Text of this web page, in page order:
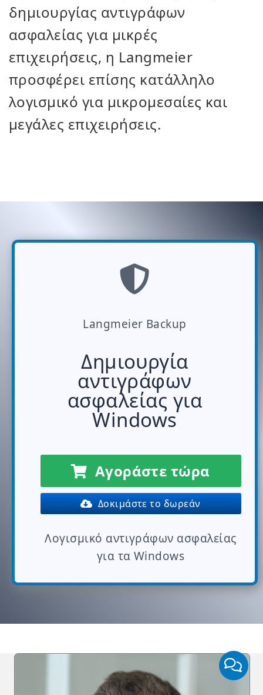
δημιουργίας αντιγράφων
ασφαλείας για μικρές
επιχειρήσεις, η Langmeier
προσφέρει επίσης κατάλληλο
λογισμικό για μικρομεσαίες και
μεγάλες επιχειρήσεις.
Langmeier Backup
Δημιουργία
αντιγράφων
ασφαλείας για
Windows
Αγοράστε τώρα
Δοκιμάστε το δωρεάν
Λογισμικό αντιγράφων ασφαλείας
για τα Windows